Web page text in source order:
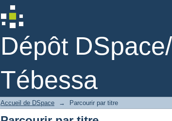
Dépôt
Tébessa
Parcourir par titre
Accueil de DSpace → Parcourir par titre